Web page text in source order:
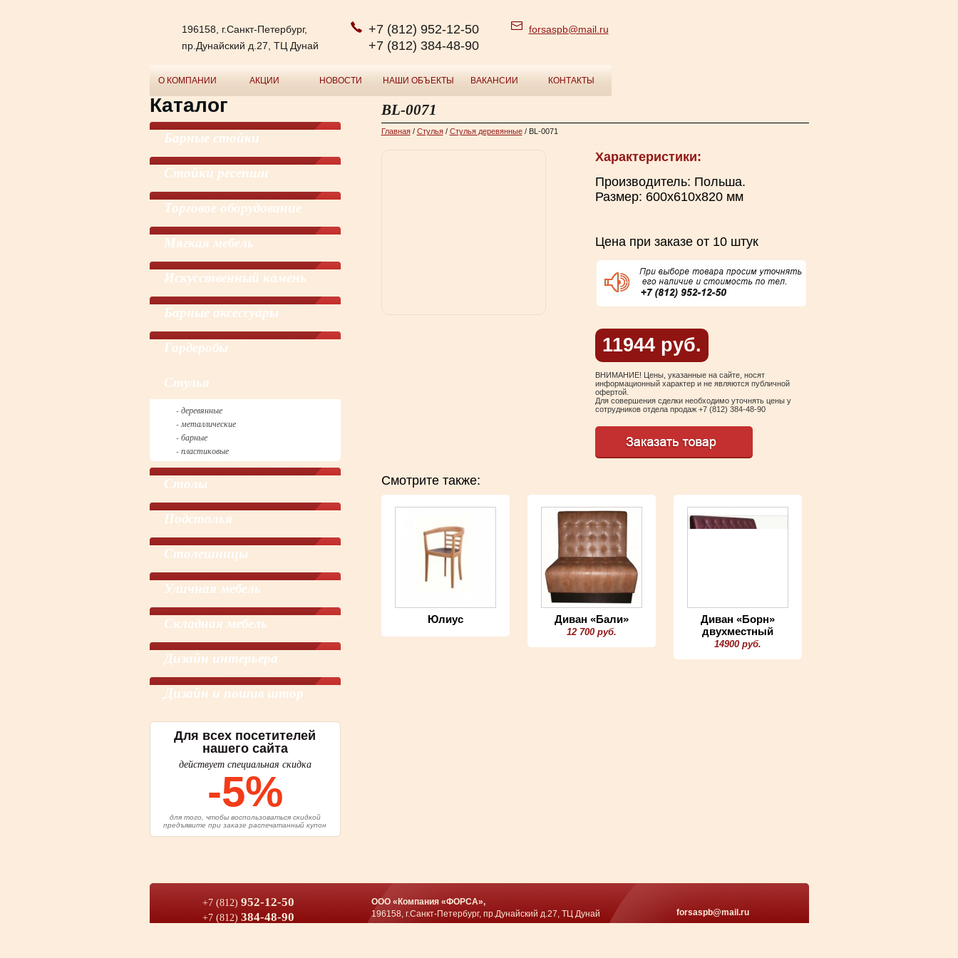
196158, г.Санкт-Петербург,
пр.Дунайский д.27, ТЦ Дунай
+7 (812) 952-12-50
+7 (812) 384-48-90
forsaspb@mail.ru
О КОМПАНИИ АКЦИИ НОВОСТИ НАШИ ОБЪЕКТЫ ВАКАНСИИ КОНТАКТЫ
Каталог
Барные стойки
Стойки ресепшн
Торговое оборудование
Мягкая мебель
Искусственный камень
Барные аксессуары
Гардеробы
Cтулья
- деревянные
- металлические
- барные
- пластиковые
Столы
Подстолья
Столешницы
Уличная мебель
Складная мебель
Дизайн интерьера
Дизайн и пошив штор
Для всех посетителей
нашего сайта
действует специальная скидка
-5%
для того, чтобы воспользоваться скидкой
предъявите при заказе распечатанный купон
BL-0071
Главная/ Cтулья/ Стулья деревянные/ BL-0071
Характеристики:
Производитель: Польша.
Размер: 600х610х820 мм
Цена при заказе от 10 штук
11944 руб.
ВНИМАНИЕ! Цены, указанные на сайте, носят
информационный характер и не являются публичной
офертой.
Для совершения сделки необходимо уточнять цены у
сотрудников отдела продаж +7 (812) 384-48-90
Смотрите также:
Юлиус Диван «Бали»
12 700 руб.
Диван «Борн»
двухместный
14900 руб.
+7 (812) 952-12-50
+7 (812) 384-48-90
ООО «Компания «ФОРСА»,
196158, г.Санкт-Петербург, пр.Дунайский д.27, ТЦ Дунай
forsaspb@mail.ru